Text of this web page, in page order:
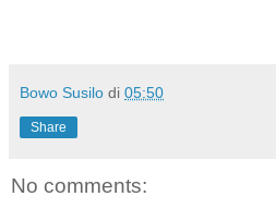
Bowo Susilo di 05:50
Share
No comments: